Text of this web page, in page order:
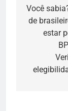
de
Post
Você
de
estar